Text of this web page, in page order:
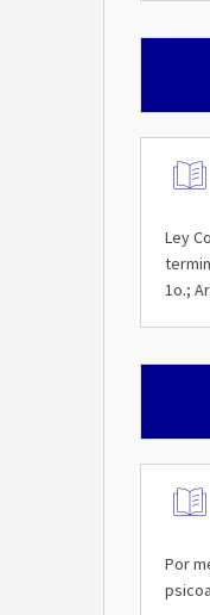
Ley
1o.;
Por